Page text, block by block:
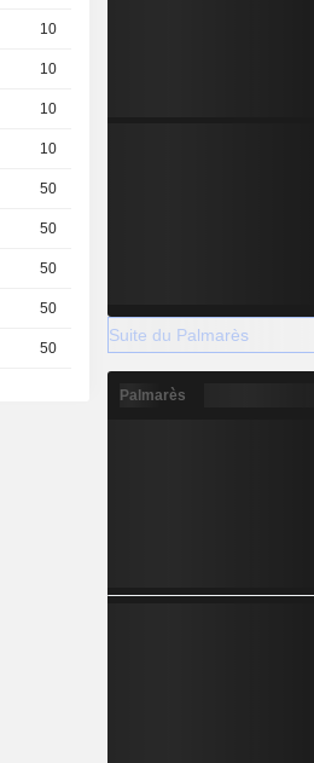
10
10
10
10
50
50
50
50
50 0,5000EUR
Suite du Palmarès
Palmarès